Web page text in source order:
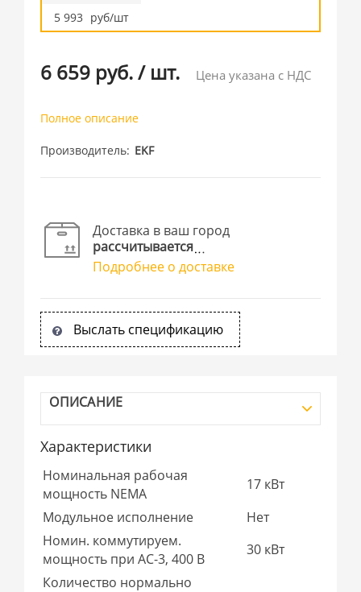
5 993 руб/шт
6 659 руб./ шт. Цена указана с НДС
Полное описание
Производитель EKF
Доставка в ваш город
рассчитывается
Подробнее о доставке
Выслать спецификацию
ОПИСАНИЕ
Характеристики
Номинальная рабочая
мощность NEMA
17 кВт
Модульное исполнение
Нет
Номин. коммутируем.
мощность при AC-3, 400 В
30 кВт
Количество нормально